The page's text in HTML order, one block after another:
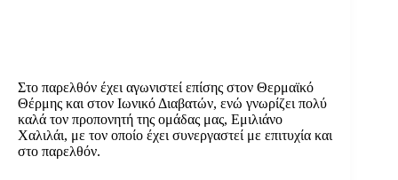
Στο παρελθόν έχει αγωνιστεί επίσης στον Θερμαϊκό
Θέρμης και στον Ιωνικό Διαβατών, ενώ γνωρίζει πολύ
καλά τον προπονητή της ομάδας μας, Εμιλιάνο
Χαλιλάι, με τον οποίο έχει συνεργαστεί με επιτυχία και
στο παρελθόν.